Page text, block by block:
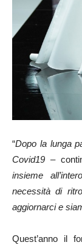
“Dopo la lunga
Covid19–
insieme
necessità di
aggiornarci e
Quest’anno il